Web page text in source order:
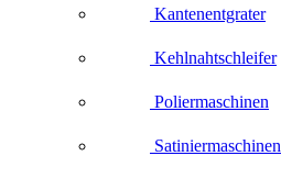
Kantenentgrater
Kehlnahtschleifer
Poliermaschinen
Satiniermaschinen